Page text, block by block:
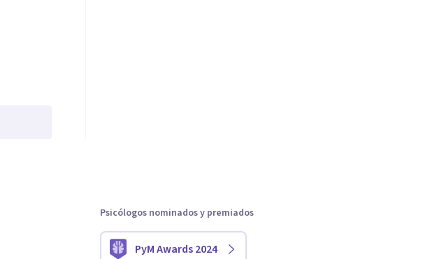
Psicólogos nominados y premiados
PyM Awards 2024